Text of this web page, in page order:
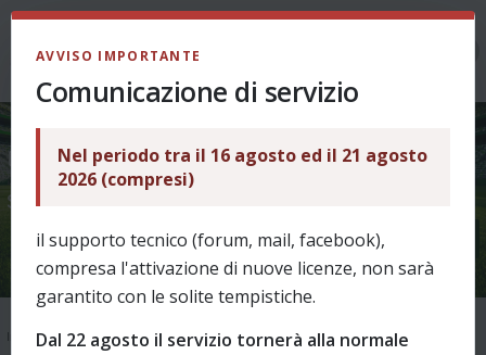
!!! FANTACHALLENGE - Vi
sfido?!!??! !!!!
Indice Supporto Ask & Help Come funziona? - archivio fino al 2025/26
AVVISO IMPORTANTE
Comunicazione di servizio
Nel periodo tra il 16 agosto ed il 21 agosto
2026 (compresi)
il supporto tecnico (forum, mail, facebook),
compresa l'attivazione di nuove licenze, non sarà
garantito con le solite tempistiche.
Dal 22 agosto il servizio tornerà alla normale